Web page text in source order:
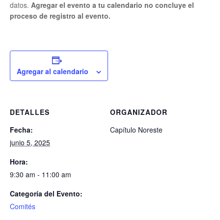
datos. Agregar el evento a tu calendario no concluye el
proceso de registro al evento.
Agregar al calendario
DETALLES
Fecha:
junio 5, 2025
Hora:
9:30 am - 11:00 am
Categoría del Evento:
Comités
ORGANIZADOR
Capítulo Noreste